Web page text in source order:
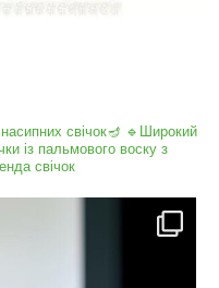
свічок🪔 🔹Широкий
із пальмового воску з
свічок